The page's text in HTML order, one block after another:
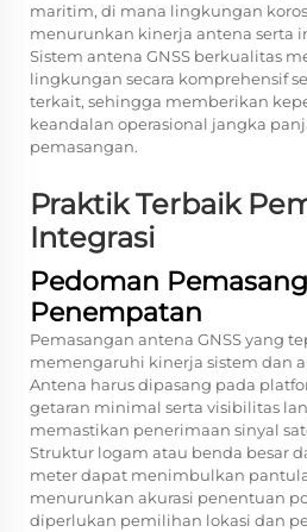
maritim, di mana lingkungan
menurunkan kinerja antena serta
Sistem antena GNSS berkualitas
lingkungan secara komprehensif
terkait, sehingga memberikan
keandalan operasional jangka
pemasangan.
Praktik Terbaik
Integrasi
Pedoman
Penempatan
Pemasangan antena GNSS yang
memengaruhi kinerja sistem dan
Antena harus dipasang pada
getaran minimal serta visibilitas
memastikan penerimaan sinyal
Struktur logam atau benda besar
meter dapat menimbulkan
menurunkan akurasi penentuan
diperlukan pemilihan lokasi dan